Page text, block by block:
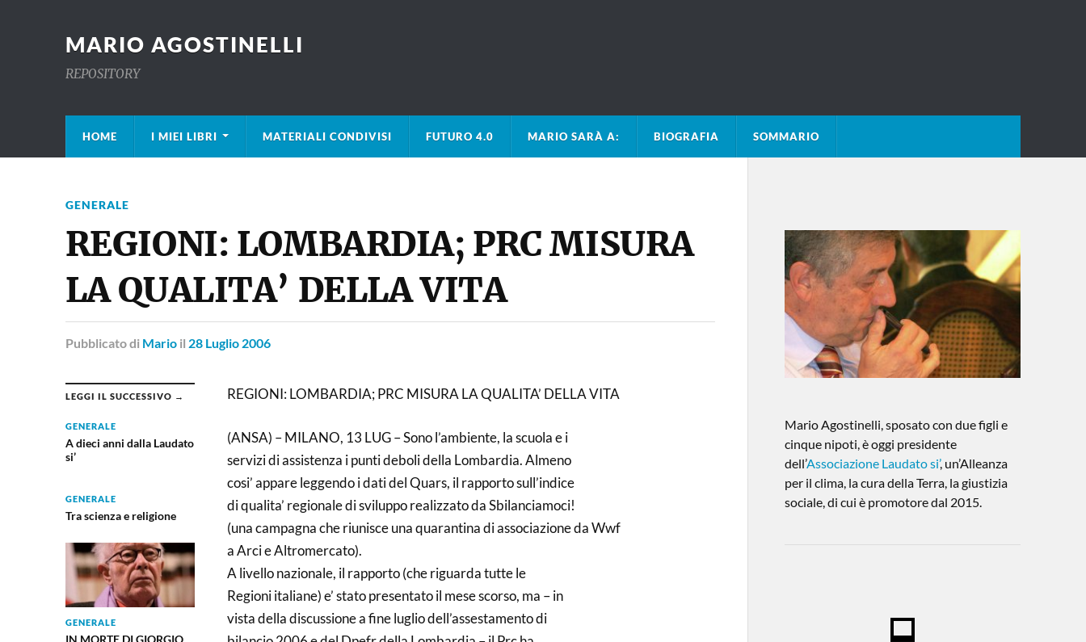
MARIO AGOSTINELLI
REPOSITORY
HOME I MIEI LIBRI MATERIALI CONDIVISI FUTURO 4.0 MARIO SARÀ A: BIOGRAFIA SOMMARIO
GENERALE
REGIONI: LOMBARDIA; PRC MISURA
LA QUALITA’ DELLA VITA
Pubblicatodi Mario il 28 Luglio 2006
LEGGI IL SUCCESSIVO →
GENERALE
A dieci anni dalla Laudato
si’
GENERALE
Tra scienza e religione
GENERALE
IN MORTE DI GIORGIO
REGIONI: LOMBARDIA; PRC MISURA LA QUALITA’ DELLA VITA
(ANSA) – MILANO, 13 LUG – Sono l’ambiente, la scuola e i
servizi di assistenza i punti deboli della Lombardia. Almeno
cosi’ appare leggendo i dati del Quars, il rapporto sull’indice
di qualita’ regionale di sviluppo realizzato da Sbilanciamoci!
(una campagna che riunisce una quarantina di associazione da Wwf
a Arci e Altromercato).
A livello nazionale, il rapporto (che riguarda tutte le
Regioni italiane) e’ stato presentato il mese scorso, ma – in
vista della discussione a fine luglio dell’assestamento di
Mario Agostinelli, sposato con due figli e
cinque nipoti, è oggi presidente
dell’Associazione Laudato si’, un’Alleanza
per il clima, la cura della Terra, la giustizia
sociale, di cui è promotore dal 2015.